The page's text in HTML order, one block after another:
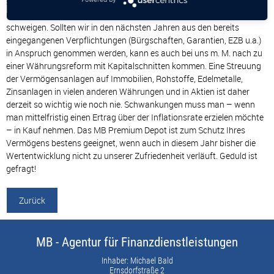
nicht mal mehr den Inflationsausgleich, von Sparbuchzinsen ganz zu
schweigen. Sollten wir in den nächsten Jahren aus den bereits
eingegangenen Verpflichtungen (Bürgschaften, Garantien, EZB u.a.)
in Anspruch genommen werden, kann es auch bei uns m. M. nach zu
einer Währungsreform mit Kapitalschnitten kommen. Eine Streuung
der Vermögensanlagen auf Immobilien, Rohstoffe, Edelmetalle,
Zinsanlagen in vielen anderen Währungen und in Aktien ist daher
derzeit so wichtig wie noch nie. Schwankungen muss man – wenn
man mittelfristig einen Ertrag über der Inflationsrate erzielen möchte
– in Kauf nehmen. Das MB Premium Depot ist zum Schutz Ihres
Vermögens bestens geeignet, wenn auch in diesem Jahr bisher die
Wertentwicklung nicht zu unserer Zufriedenheit verläuft. Geduld ist
gefragt!
Zurück
MB - Agentur für Finanzdienstleistungen
Inhaber: Michael Bald
Ernsdorfstraße 2